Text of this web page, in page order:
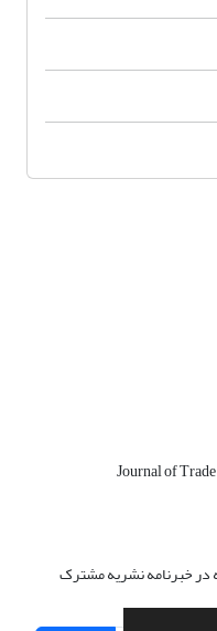
Journal of
در خبرنامه نشریه مشترک